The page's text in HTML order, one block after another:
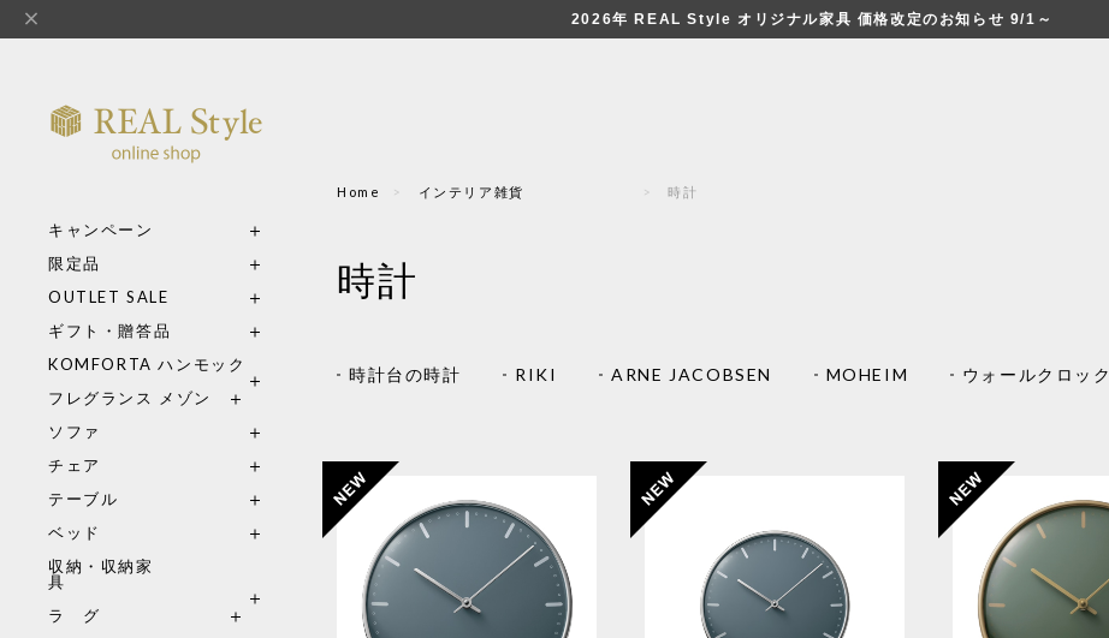
2026年 REAL Style オリジナル家具 価格改定のお知らせ 9/1～
キャンペーン
限定品
OUTLET SALE
ギフト・贈答品
KOMFORTA ハンモック
フレグランス メゾン
ソファ
チェア
テーブル
ベッド
収納・収納家
具
ラ グ
Home インテリア雑貨 時計
時計
時計台の時計 RIKI ARNE JACOBSEN MOHEIM ウォールクロック